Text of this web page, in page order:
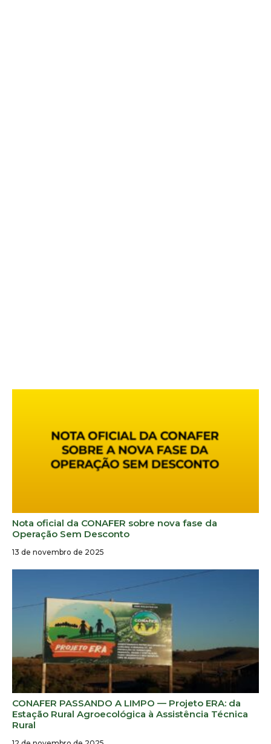
Nota oficial da CONAFER sobre nova fase da
Operação Sem Desconto
13 de novembro de 2025
CONAFER PASSANDO A LIMPO — Projeto ERA: da
Estação Rural Agroecológica à Assistência Técnica
Rural